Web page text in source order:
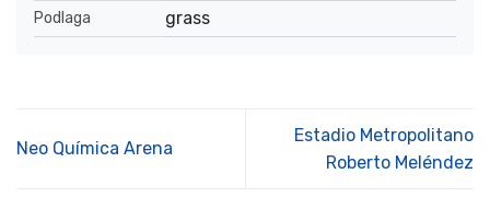
Podlaga grass
Neo Química Arena
Estadio Metropolitano
Roberto Meléndez